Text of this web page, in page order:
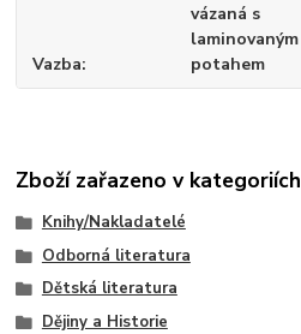
Vazba
vázaná s
laminovaným
potahem
Zboží zařazeno v kategoriích
Knihy/Nakladatelé
Odborná literatura
Dětská literatura
Dějiny a Historie